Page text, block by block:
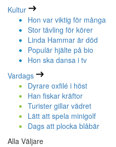
Kultur
Hon var viktig för många
Stor tävling för körer
Linda Hammar är död
Populär hjälte på bio
Hon ska dansa i tv
Vardags
Dyrare oxfilé i höst
Han fiskar kräftor
Turister gillar vädret
Lätt att spela minigolf
Dags att plocka blåbär
Alla Väljare